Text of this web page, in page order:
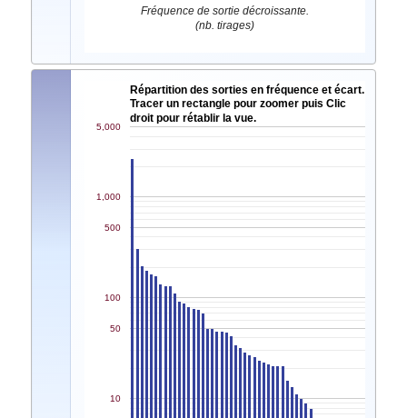
Fréquence de sortie décroissante.
(nb. tirages)
Répartition des sorties en fréquence et écart.
Tracer un rectangle pour zoomer puis Clic
droit pour rétablir la vue.
10
50
100
500
1,000
5,000